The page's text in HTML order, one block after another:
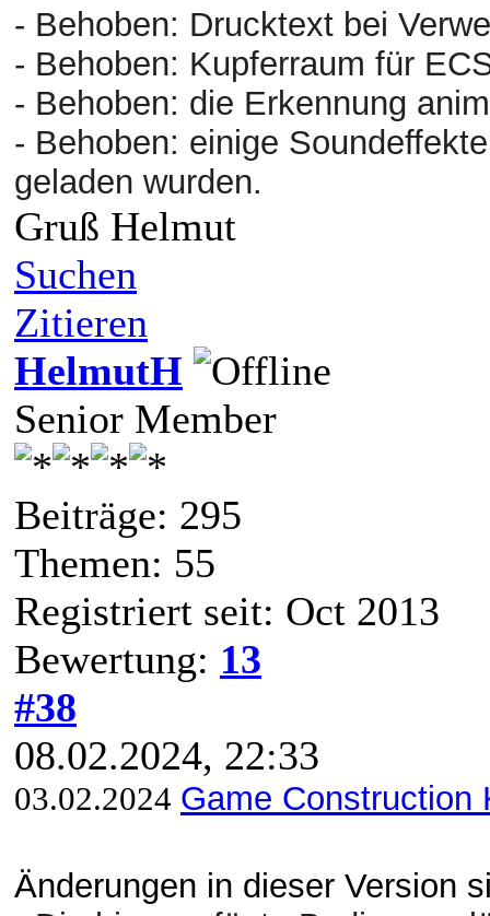
- Behoben: Drucktext bei
- Behoben: Kupferraum für
- Behoben: die Erkennung
- Behoben: einige
geladen wurden.
Gruß Helmut
Suchen
Zitieren
HelmutH
Senior Member
Beiträge: 295
Themen: 55
Registriert seit: Oct 2013
Bewertung: 13
#38
08.02.2024, 22:33
03.02.2024 Game Construction
Änderungen in dieser Version